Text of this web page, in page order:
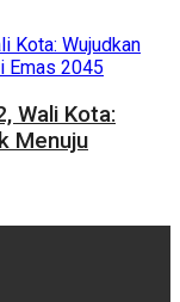
Wali Kota:
Menuju